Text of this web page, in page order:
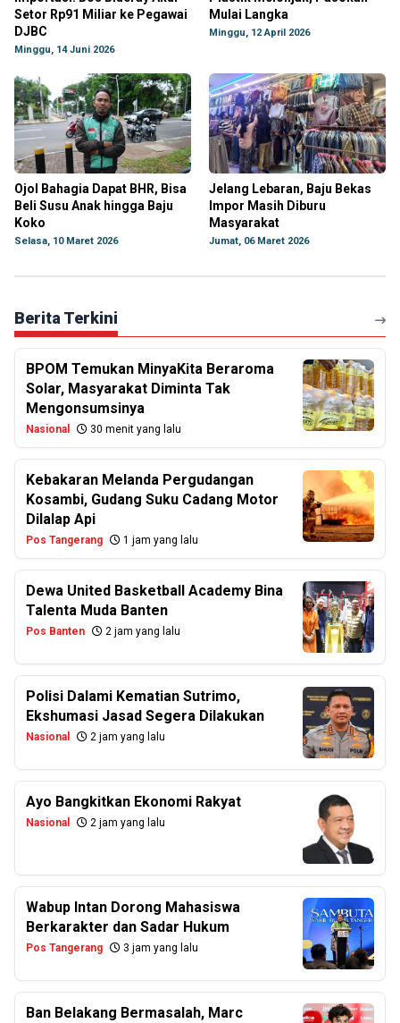
Setor Rp91 Miliar ke Pegawai
DJBC
Minggu, 14 Juni 2026
Mulai Langka
Minggu, 12 April 2026
Ojol Bahagia Dapat BHR, Bisa
Beli Susu Anak hingga Baju
Koko
Selasa, 10 Maret 2026
Jelang Lebaran, Baju Bekas
Impor Masih Diburu
Masyarakat
Jumat, 06 Maret 2026
Berita Terkini
BPOM Temukan MinyaKita Beraroma
Solar, Masyarakat Diminta Tak
Mengonsumsinya
Nasional 30 menit yang lalu
Kebakaran Melanda Pergudangan
Kosambi, Gudang Suku Cadang Motor
Dilalap Api
Pos Tangerang 1 jam yang lalu
Dewa United Basketball Academy Bina
Talenta Muda Banten
Pos Banten 2 jam yang lalu
Polisi Dalami Kematian Sutrimo,
Ekshumasi Jasad Segera Dilakukan
Nasional 2 jam yang lalu
Ayo Bangkitkan Ekonomi Rakyat
Nasional 2 jam yang lalu
Wabup Intan Dorong Mahasiswa
Berkarakter dan Sadar Hukum
Pos Tangerang 3 jam yang lalu
Ban Belakang Bermasalah, Marc